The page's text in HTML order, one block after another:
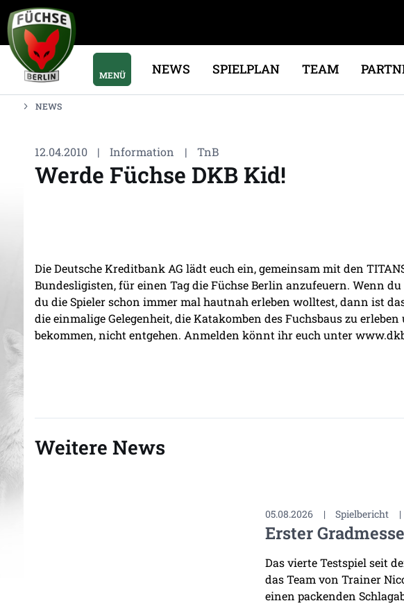
MENÜ NEWS SPIELPLAN TEAM
NEWS
12.04.2010 | Information | TnB
Werde Füchse DKB Kid!
Die Deutsche Kreditbank AG lädt euch ein, gemeinsam mit den
Bundesligisten, für einen Tag die Füchse Berlin anzufeuern. Wenn
du die Spieler schon immer mal hautnah erleben wolltest, dann ist
die einmalige Gelegenheit, die Katakomben des Fuchsbaus zu
bekommen, nicht entgehen. Anmelden könnt ihr euch unter
Weitere News
05.08.2026 | Spielbericht |
Erster
Das vierte Testspiel seit
das Team von Trainer
einen packenden